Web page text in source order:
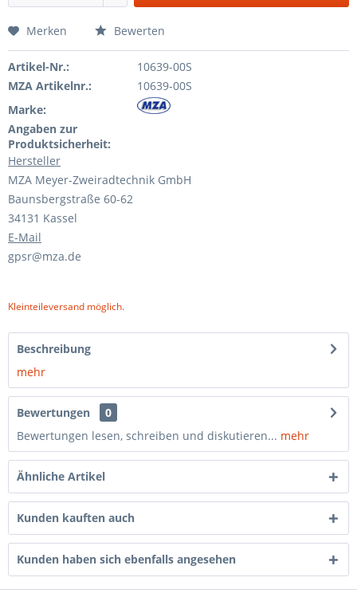
Merken Bewerten
Artikel-Nr.:
10639-00S
MZA Artikelnr.:
10639-00S
Marke:
Angaben zur
Produktsicherheit:
Hersteller
MZA Meyer-Zweiradtechnik GmbH
Baunsbergstraße 60-62
34131 Kassel
E-Mail
gpsr@mza.de
Kleinteileversand möglich.
Beschreibung
mehr
Bewertungen
0
Bewertungen lesen, schreiben und diskutieren... mehr
Ähnliche Artikel
Kunden kauften auch
Kunden haben sich ebenfalls angesehen